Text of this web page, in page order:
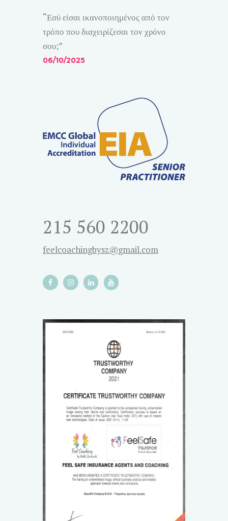
“Εσύ είσαι ικανοποιημένος από τον
τρόπο που διαχειρίζεσαι τον χρόνο
σου;”
06/10/2025
215 560 2200
feelcoachingbysz@gmail.com